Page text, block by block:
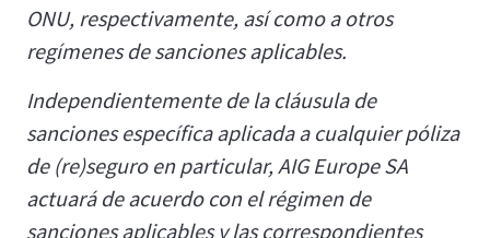
ONU, respectivamente, así como a otros
regímenes de sanciones aplicables.
Independientemente de la cláusula de
sanciones específica aplicada a cualquier póliza
de (re)seguro en particular, AIG Europe SA
actuará de acuerdo con el régimen de
sanciones aplicables y las correspondientes